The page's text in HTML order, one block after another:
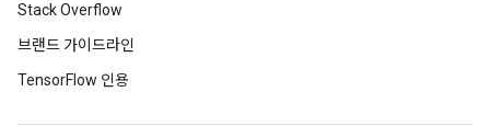
Stack Overflow
브랜드 가이드라인
TensorFlow 인용